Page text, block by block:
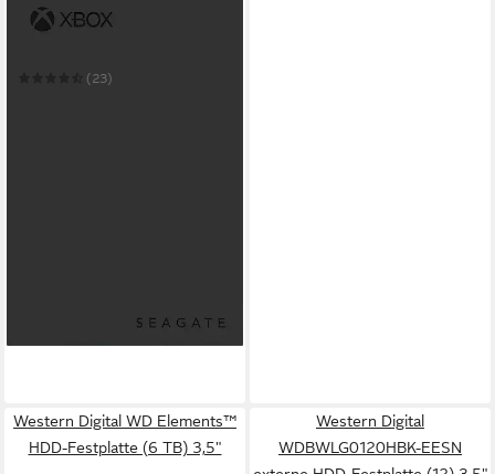
Game Drive Xbox 4TB
(23)
Western Digital WD Elements™
HDD-Festplatte (6 TB) 3,5"
Western Digital
WDBWLG0120HBK-EESN